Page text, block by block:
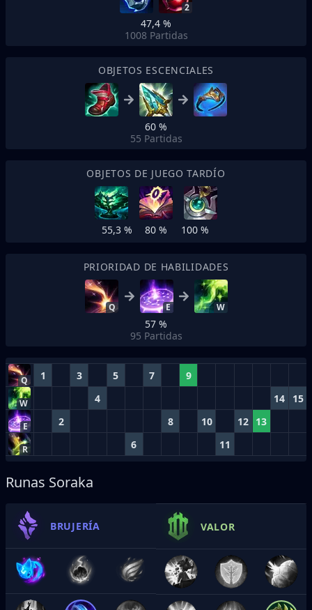
2
47,4 %
1008 Partidas
OBJETOS ESCENCIALES
60 %
55 Partidas
OBJETOS DE JUEGO TARDÍO
55,3 % 80 % 100 %
PRIORIDAD DE HABILIDADES
Q E W
57 %
95 Partidas
Q 1 3 5 7 9
W 4 14 15
E 2 8 10 12 13
R 6 11
Runas Soraka
BRUJERÍA VALOR